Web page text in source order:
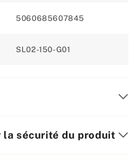
5060685607845
SL02-150-G01
sécurité du produit